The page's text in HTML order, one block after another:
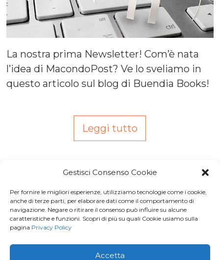
Gestisci Consenso Cookie
Per fornire le migliori esperienze, utilizziamo tecnologie come i cookie,
anche di terze parti, per elaborare dati come il comportamento di
navigazione. Negare o ritirare il consenso può influire su alcune
caratteristiche e funzioni. Scopri di più su quali Cookie usiamo sulla
pagina Privacy Policy
Accetta
La nostra prima Newsletter! Com’è nata
l’idea di MacondoPost? Ve lo sveliamo in
questo articolo sul blog di Buendia Books!
Leggi tutto
Iscriviti aMacondo Post, la
Newsletter di BuendiaBooks
La voglio!